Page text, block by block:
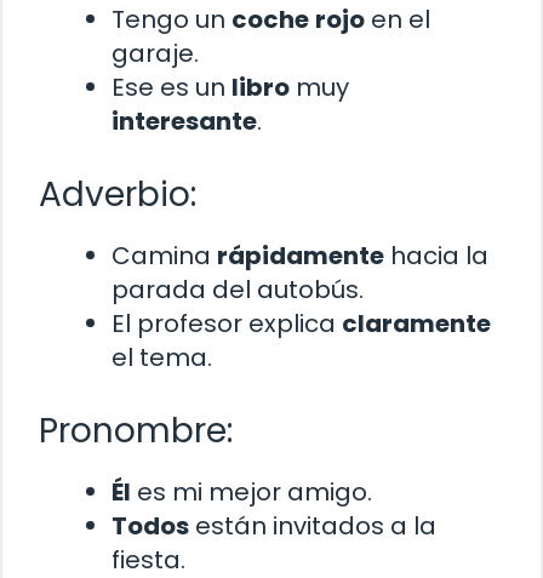
Tengo un coche rojo en el
garaje.
Ese es un libro muy
interesante.
Adverbio:
Camina rápidamente hacia la
parada del autobús.
El profesor explica claramente
el tema.
Pronombre:
Él es mi mejor amigo.
Todos están invitados a la
fiesta.